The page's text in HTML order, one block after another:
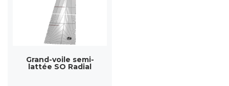
Grand-voile semi-
lattée SO Radial